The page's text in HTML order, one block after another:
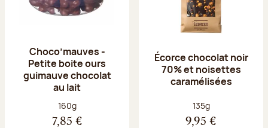
Choco’mauves -
Petite boite ours
guimauve chocolat
au lait
Poids net :
160g
7,85 €
Écorce chocolat noir
70% et noisettes
caramélisées
Poids net :
135g
9,95 €